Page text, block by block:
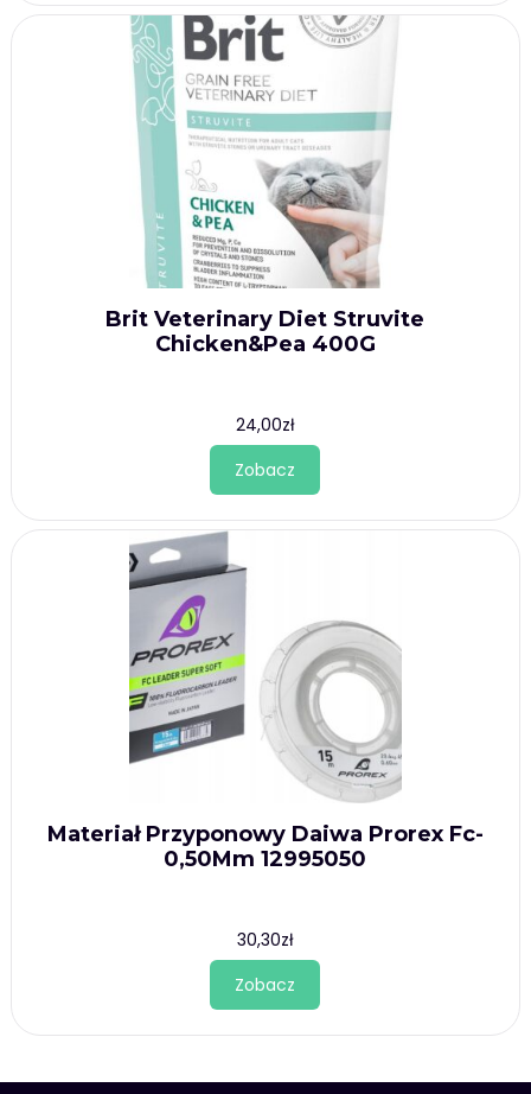
Brit Veterinary Diet Struvite
Chicken&Pea 400G
24,00zł
Zobacz
Materiał Przyponowy Daiwa Prorex Fc-
0,50Mm 12995050
30,30zł
Zobacz